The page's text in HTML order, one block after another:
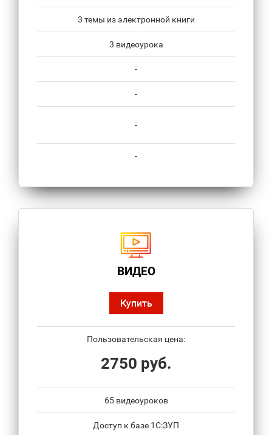
3 темы из электронной книги
3 видеоурока
-
-
-
-
ВИДЕО
Купить
Пользовательская цена:
2750 руб.
65 видеоуроков
Доступ к базе 1С:ЗУП